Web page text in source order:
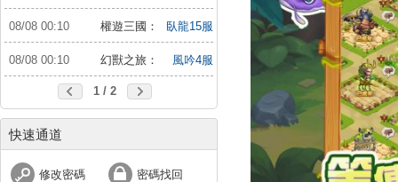
國：儲值送10倍
08/08 00:10
權遊三國：
世界版
臥龍15服
08/08 00:10
幻獸之旅：
新紀元
風吟4服
1 / 2
快速通道
修改密碼 密碼找回